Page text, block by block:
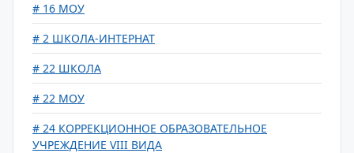
# 16 МОУ
# 2 ШКОЛА-ИНТЕРНАТ
# 22 ШКОЛА
# 22 МОУ
# 24 КОРРЕКЦИОННОЕ ОБРАЗОВАТЕЛЬНОЕ
УЧРЕЖДЕНИЕ VIII ВИДА